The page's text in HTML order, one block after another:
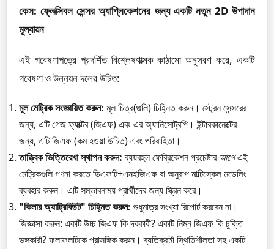
কেস: ফ্লেক্সিবল সেন্সর অ্যাপ্লিকেশনের জন্য একটি নতুন 2D উপাদান
মূল্যায়ন
এই গবেষণাপত্রে প্রদর্শিত বিশ্লেষণাত্মক কাঠামো অনুসরণ করে, একটি
গবেষণা ও উন্নয়ন দলের উচিত:
মূল মেট্রিক সংজ্ঞায়িত করুন: মূল চিত্র(গুলি) চিহ্নিত করুন। স্ট্রেন সেন্সরের
জন্য, এটি গেজ ফ্যাক্টর (জিএফ) এবং এর অ্যানিসোট্রপি। ইন্টারকানেক্টের
জন্য, এটি জিএফ (কম হওয়া উচিত) এবং পরিবাহিতা।
তাত্ত্বিক ভিত্তিরেখা স্থাপন করুন:ব্যয়বহুল ফেব্রিকেশন প্রচেষ্টার আগেএই
মেট্রিকগুলি গণনা করতে ডিএফটি+এনইজিএফ বা অনুরূপ মাল্টিস্কেল মডেলিং
ব্যবহার করুন। এটি সম্ভাবনাময় প্রার্থীদের জন্য স্ক্রিন করে।
"কিলার অ্যাট্রিবিউট" চিহ্নিত করুন:শুধুমাত্র সংখ্যা রিপোর্ট করবেন না।
জিজ্ঞাসা করুন: একটি উচ্চ জিএফ কি দরকারী? একটি নিম্ন জিএফ কি চুক্তি
ভঙ্গকারী? ফলাফলটিকে প্রাসঙ্গিক করুন। ব্যতিক্রমী স্থিতিশীলতা সহ একটি